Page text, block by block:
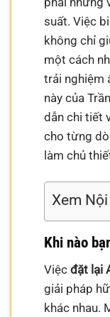
suất. Việc
không chỉ
một cách
trải nghiệm
này của
dẫn chi tiết
cho từng
làm chủ
Xem
Khi nào
Việcđặt lại
giải pháp
khác nhau.